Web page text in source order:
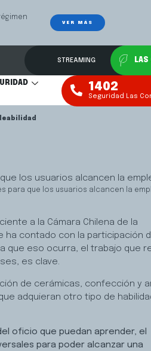
VER MÁS
STREAMING
1402
Seguridad Las
para que los usuarios alcancen la
a la Cámara Chilena de la
contado con la participación
que eso ocurra, el trabajo que
es clave.
de cerámicas, confección y
adquieran otro tipo de
oficio que puedan aprender, el
para poder alcanzar una